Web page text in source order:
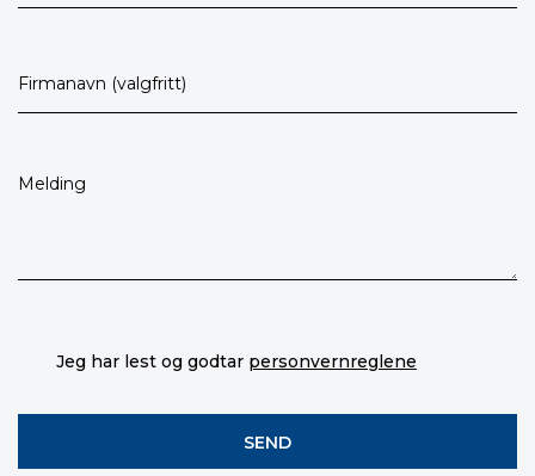
Jeg har lest og godtar personvernreglene